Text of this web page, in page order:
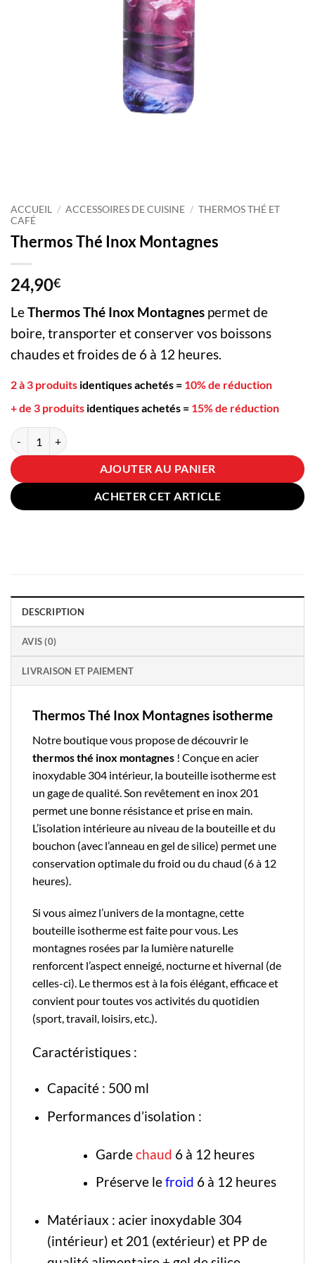
ACCUEIL / ACCESSOIRES DE CUISINE / THERMOS THÉ ET
CAFÉ
Thermos Thé Inox Montagnes
24,90€
LeThermos Thé Inox Montagnes permet de
boire, transporter et conserver vos boissons
chaudes et froides de 6 à 12 heures.
2 à 3 produits identiques achetés = 10% de réduction
+ de 3 produits identiques achetés = 15% de réduction
quantité de Thermos Thé Inox Montagnes
AJOUTER AU PANIER
ACHETER CET ARTICLE
DESCRIPTION
AVIS (0)
LIVRAISON ET PAIEMENT
Thermos Thé Inox Montagnes isotherme
Notre boutiquevous propose de découvrir le
thermos thé inox montagnes ! Conçue en acier
inoxydable 304 intérieur, la bouteille isothermeest
un gage de qualité. Son revêtement en inox 201
permet une bonne résistance et prise en main.
L’isolation intérieure au niveau de la bouteille et du
bouchon (avec l’anneau en gel de silice) permet une
conservation optimale du froid ou du chaud (6 à 12
heures).
Si vous aimez l’univers de la montagne, cette
bouteille isotherme est faite pour vous. Les
montagnes rosées par la lumière naturelle
renforcent l’aspect enneigé, nocturne et hivernal (de
celles-ci). Le thermos est à la fois élégant, efficace et
convient pour toutes vos activités du quotidien
(sport, travail, loisirs, etc.).
Caractéristiques :
Capacité : 500 ml
Performances d’isolation :
Gardechaud 6 à 12 heures
Préserve lefroid 6 à 12 heures
Matériaux : acier inoxydable 304
(intérieur) et 201 (extérieur) et PP de